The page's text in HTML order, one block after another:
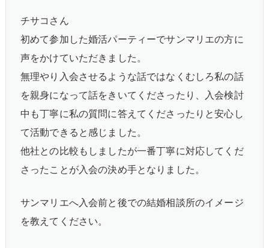
チサコさん
初めて参加した婚活パーティーでサンマリエの方に
声をかけていただきました。
無理やり入会させるような話ではなくむしろ私の話
を親身になって話をきいてくださったり、入会検討
中も丁寧に私の質問に答えてくださったりと安心し
て活動できると感じました。
他社との比較もしましたが一番丁寧に対応してくだ
さったことが入会の決め手となりました。
サンマリエへ入会前と後での結婚相談所のイメージ
を教えてください。